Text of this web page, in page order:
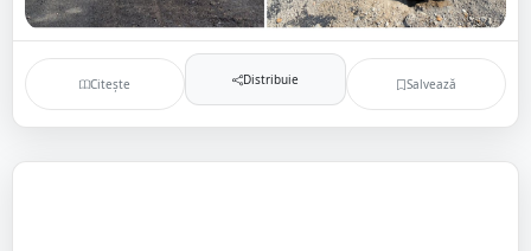
Citește Distribuie Salvează